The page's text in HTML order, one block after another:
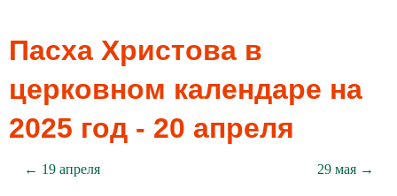
Пасха Христова в
церковном календаре на
2025 год - 20 апреля
← 19 апреля 29 мая →